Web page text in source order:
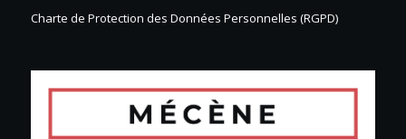
Charte de Protection des Données Personnelles (RGPD)